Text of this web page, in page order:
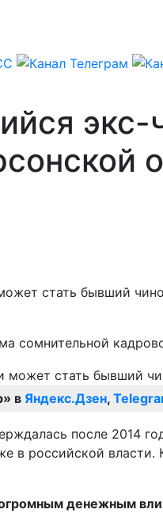
экс-
стать бывший
сомнительной
в Яндекс.Дзен,
после 2014
в российской власти.
денежным